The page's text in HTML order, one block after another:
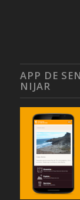
APP DE
NIJAR